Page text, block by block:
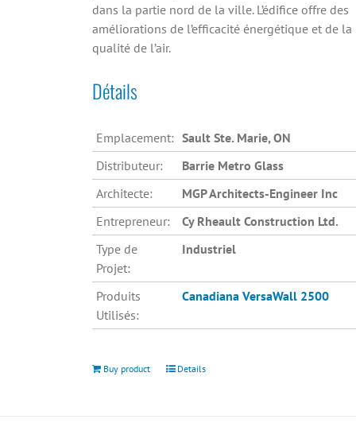
dans la partie nord de la ville. L’édifice offre des
améliorations de l’efficacité énergétique et de la
qualité de l’air.
Détails
Emplacement: Sault Ste. Marie, ON
Distributeur:
Barrie Metro Glass
Architecte:
MGP Architects-Engineer Inc
Entrepreneur:
Cy Rheault Construction Ltd.
Type de
Projet:
Industriel
Produits
Utilisés:
Canadiana VersaWall 2500
Buy product Details